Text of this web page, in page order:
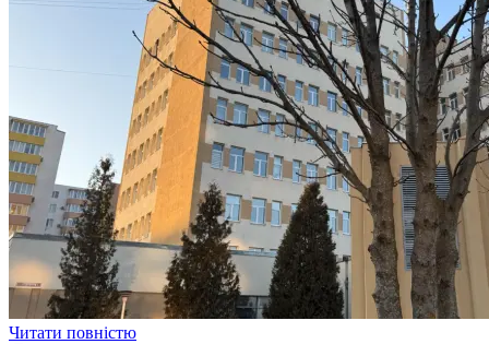
Читати повністю